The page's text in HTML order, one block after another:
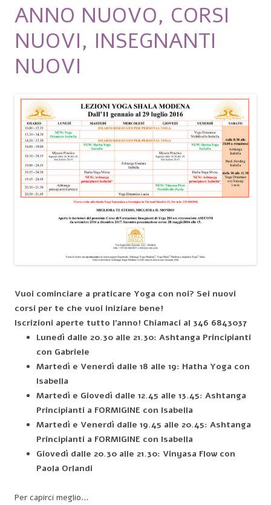
ANNO NUOVO, CORSI
NUOVI, INSEGNANTI
NUOVI
Vuoi cominciare a praticare Yoga con noi? Sei nuovi
corsi per te che vuoi iniziare bene!
Iscrizioni aperte tutto l’anno! Chiamaci al 346 6843037
Lunedì dalle 20.30 alle 21.30: Ashtanga Principianti
con Gabriele
Martedì e Venerdì dalle 18 alle 19: Hatha Yoga con
Isabella
Martedì e Giovedì dalle 12.45 alle 13.45: Ashtanga
Principianti a FORMIGINE con Isabella
Martedì e Venerdì dalle 19.45 alle 20.45: Ashtanga
Principianti a FORMIGINE con Isabella
Giovedì dalle 20.30 alle 21.30: Vinyasa Flow con
Paola Orlandi
Per capirci meglio…